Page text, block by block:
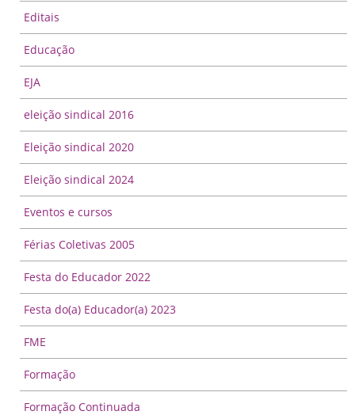
Editais
Educação
EJA
eleição sindical 2016
Eleição sindical 2020
Eleição sindical 2024
Eventos e cursos
Férias Coletivas 2005
Festa do Educador 2022
Festa do(a) Educador(a) 2023
FME
Formação
Formação Continuada